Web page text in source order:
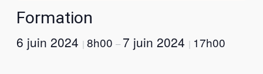
Formation
6 juin 2024 | 8h00 – 7 juin 2024 | 17h00